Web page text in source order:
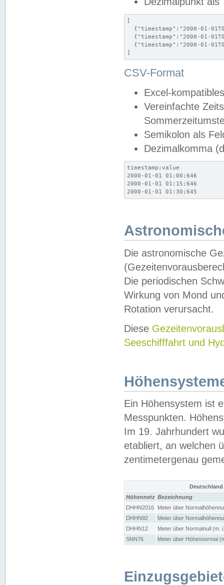
[
{"timestamp":"2000-01-
{"timestamp":"2000-01-
{"timestamp":"2000-01-
]
CSV-Format
Excel-
Vereinfachte
Semikolon als
Dezimalkomma
timestamp;value
2000-01-01 01:00;646
2000-01-01 01:15;646
2000-01-01 01:30;645
Die astronomische
Die periodischen
Wirkung von Mond
Rotation verursacht.
Diese
Seeschifffahrt und
Ein Höhensystem ist
Messpunkten.
Im 19. Jahrhundert
etabliert, an welchen
zentimetergenau
Höhennetz Bezeichnung
DHHN2016
Meter über
DHHN92
Meter über
DHHN12
Meter über Normalnull (m.
SNN76
Meter über Höhennormal